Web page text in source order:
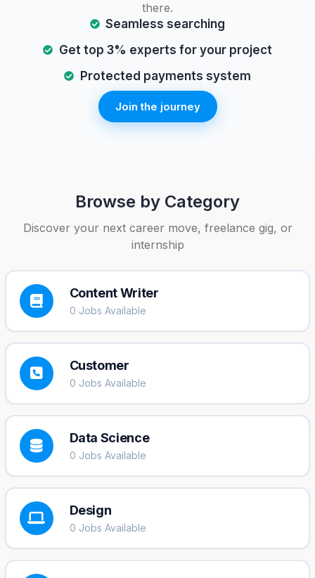
there.
Seamless searching
Get top 3% experts for your project
Protected payments system
Join the journey
Browse by Category
Discover your next career move, freelance gig, or
internship
Content Writer
0 Jobs Available
Customer
0 Jobs Available
Data Science
0 Jobs Available
Design
0 Jobs Available